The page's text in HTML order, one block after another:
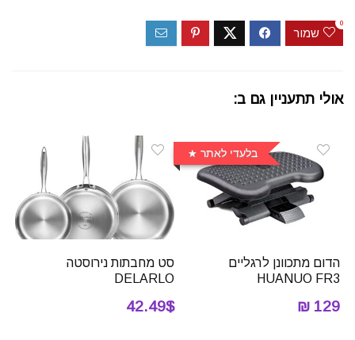
שמור
0
אולי תתעניין גם ב:
בלעדי לאתר
הדום מתכוונן לרגליים
HUANUO FR3
129 ₪
סט מחבתות נירוסטה
DELARLO
42.49$